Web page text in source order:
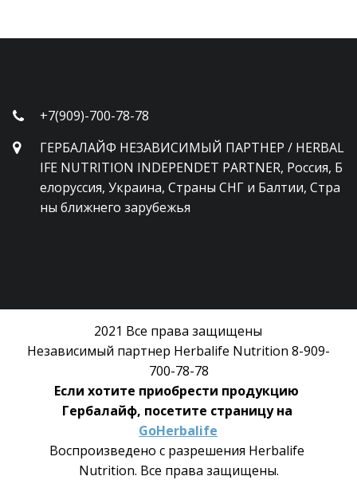
+7(909)-700-78-78
ГЕРБАЛАЙФ НЕЗАВИСИМЫЙ ПАРТНЕР / HERBAL
IFE NUTRITION INDEPENDET PARTNER, Россия, Б
елоруссия, Украина, Страны СНГ и Балтии, Стра
ны ближнего зарубежья
2021 Все права защищены
Независимый партнер Herbalife Nutrition 8-909-
700-78-78
Если хотите приобрести продукцию
GoHerbalife
Воспроизведено с разрешения Herbalife
Nutrition. Все права защищены.